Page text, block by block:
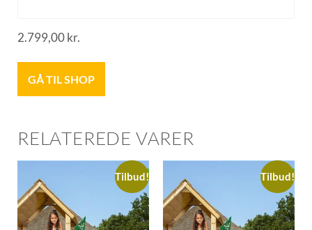
2.799,00kr.
GÅ TIL SHOP
RELATEREDE VARER
Tilbud! Tilbud!